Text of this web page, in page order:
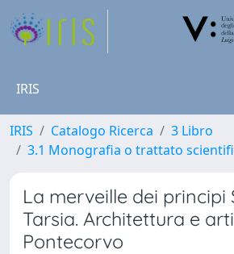
IRIS
IRIS Catalogo Ricerca
3 Libro
3.1 Monografia o trattato
La merveille dei principi
Tarsia. Architettura e
Pontecorvo